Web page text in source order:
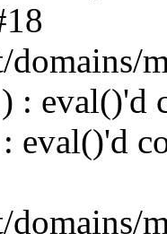
domains/
: eval()'d
eval()'d
domains/